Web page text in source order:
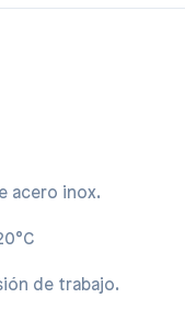
acero inox.
de trabajo.